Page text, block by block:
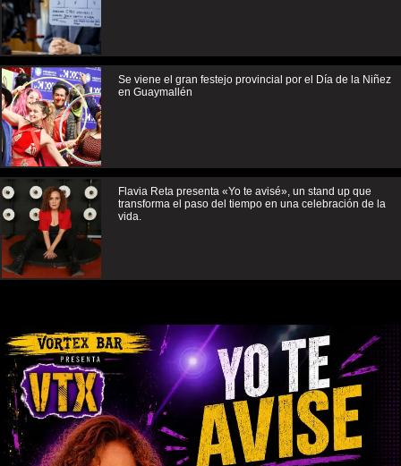
Se viene el gran festejo provincial por el Día de la Niñez
en Guaymallén
Flavia Reta presenta «Yo te avisé», un stand up que
transforma el paso del tiempo en una celebración de la
vida.